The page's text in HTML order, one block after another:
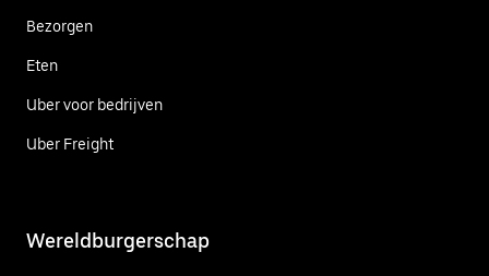
Bezorgen
Eten
Uber voor bedrijven
Uber Freight
Wereldburgerschap